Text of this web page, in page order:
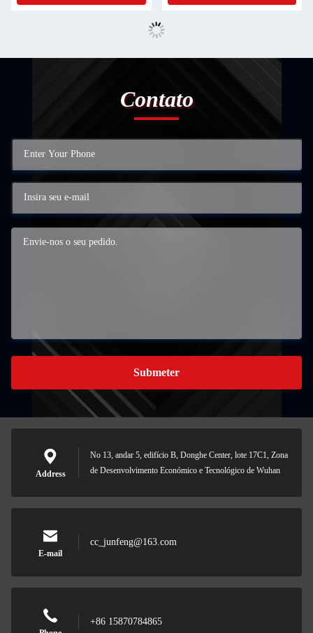
Contato
Submeter
Address
No 13, andar 5, edifício B, Donghe Center, lote 17C1, Zona
de Desenvolvimento Económico e Tecnológico de Wuhan
E-mail
cc_junfeng@163.com
+86 15870784865